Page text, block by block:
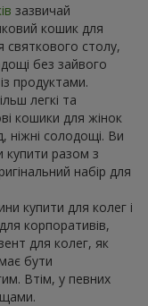
зазвичай
кошик для
святкового столу,
без зайвого
продуктами.
легкі та
кошики для жінок
ніжні солодощі. Ви
купити разом з
набір для
купити для колег і
корпоративів,
для колег, як
бути
Втім, у певних